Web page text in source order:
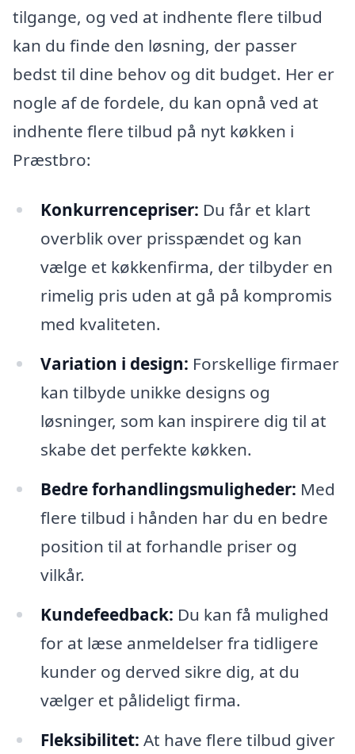
tilgange, og ved at indhente flere tilbud
kan du finde den løsning, der passer
bedst til dine behov og dit budget. Her er
nogle af de fordele, du kan opnå ved at
indhente flere tilbud på nyt køkken i
Præstbro:
Konkurrencepriser: Du får et klart
overblik over prisspændet og kan
vælge et køkkenfirma, der tilbyder en
rimelig pris uden at gå på kompromis
med kvaliteten.
Variation i design: Forskellige firmaer
kan tilbyde unikke designs og
løsninger, som kan inspirere dig til at
skabe det perfekte køkken.
Bedre forhandlingsmuligheder: Med
flere tilbud i hånden har du en bedre
position til at forhandle priser og
vilkår.
Kundefeedback: Du kan få mulighed
for at læse anmeldelser fra tidligere
kunder og derved sikre dig, at du
vælger et pålideligt firma.
Fleksibilitet: At have flere tilbud giver